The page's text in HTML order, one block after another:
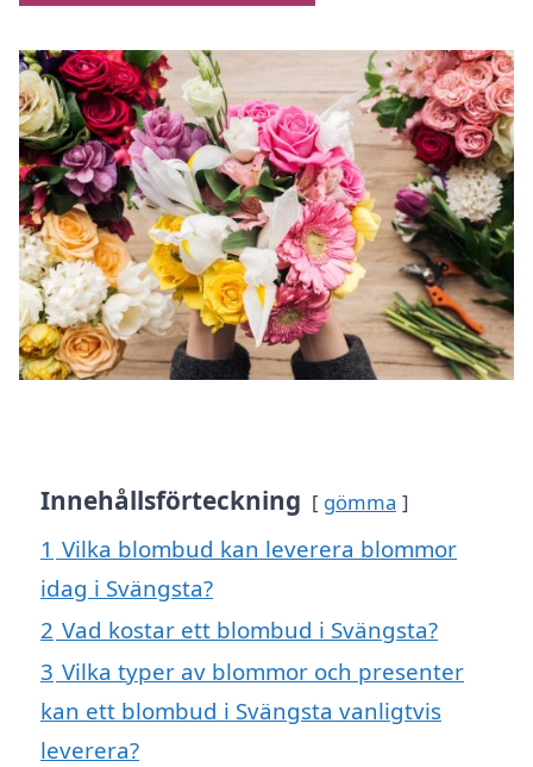
Innehållsförteckning gömma
1 Vilka blombud kan leverera blommor
idag i Svängsta?
2 Vad kostar ett blombud i Svängsta?
3 Vilka typer av blommor och presenter
kan ett blombud i Svängsta vanligtvis
leverera?